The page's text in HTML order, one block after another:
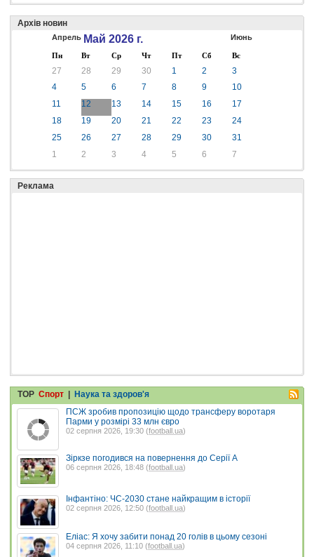
Архів новин
Апрель Май 2026 г. Июнь
Пн Вт Ср Чт Пт Сб Вс
27 28 29 30 1 2
3
4
5 6 7 8 9
10
11
12 13 14 15 16
17
18
19 20 21 22 23
24
25
26 27 28 29 30
31
1
2 3 4 5 6 7
Реклама
TOP Спорт | Наука та здоров'я
ПСЖ зробив пропозицію щодо трансферу воротаря
Парми у розмірі 33 млн євро
02 серпня 2026, 19:30 (football.ua)
Зіркзе погодився на повернення до Серії А
06 серпня 2026, 18:48 (football.ua)
Інфантіно: ЧС-2030 стане найкращим в історії
02 серпня 2026, 12:50 (football.ua)
Еліас: Я хочу забити понад 20 голів в цьому сезоні
04 серпня 2026, 11:10 (football.ua)